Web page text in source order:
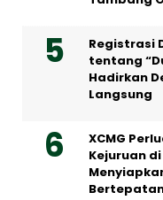
Registrasi
tentang
Hadirkan
Langsung
XCMG
Kejuruan